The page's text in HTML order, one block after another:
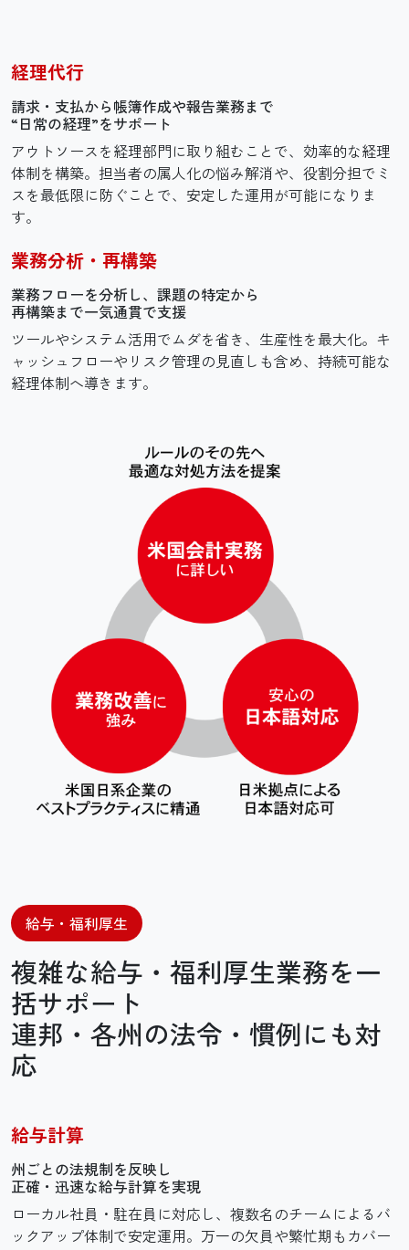
経理代行
請求・支払から帳簿作成や報告業務まで
“日常の経理”をサポート
アウトソースを経理部門に取り組むことで、効率的な経理
体制を構築。担当者の属人化の悩み解消や、役割分担でミ
スを最低限に防ぐことで、安定した運用が可能になりま
す。
業務分析・再構築
業務フローを分析し、 課題の特定から
再構築まで一気通貫で支援
ツールやシステム活用でムダを省き、生産性を最大化。キ
ャッシュフローやリスク管理の見直しも含め、持続可能な
経理体制へ導きます。
給与・福利厚生
複雑な給与・福利厚生業務を一
括サポート
連邦・各州の法令・慣例にも対
応
給与計算
州ごとの法規制を反映し
正確・迅速な給与計算を実現
ローカル社員・駐在員に対応し、複数名のチームによるバ
ックアップ体制で安定運用。万一の欠員や繁忙期もカバー